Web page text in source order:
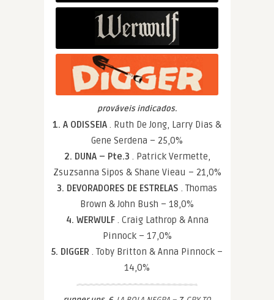
prováveis indicados.
1. A ODISSEIA . Ruth De Jong, Larry Dias &
Gene Serdena – 25,0%
2. DUNA – Pte.3 . Patrick Vermette,
Zsuzsanna Sipos & Shane Vieau – 21,0%
3. DEVORADORES DE ESTRELAS . Thomas
Brown & John Bush – 18,0%
4. WERWULF . Craig Lathrop & Anna
Pinnock – 17,0%
5. DIGGER . Toby Britton & Anna Pinnock –
14,0%